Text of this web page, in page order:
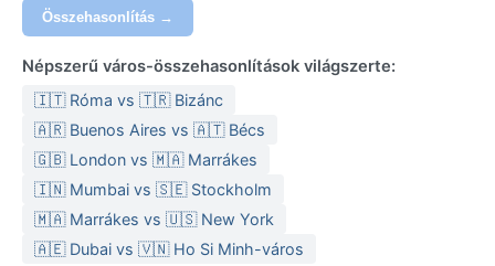
°C körüli, de éjszaka akár 7–10 °C-ra is lehűlhet a
levegő. A csomagolásnál a nyári hónapokra könnyű
pamutruházat és kalap ajánlott, a monszunra
réteges öltözködés és egy vékony pulóver.
A legkedvezőbb időszak az utazásra az októbertől
márciusig tartó hónapok, amikor a hőmérséklet
kellemes, a páratartalom alacsony, és a monszun-
esők már elvonultak. Ekkor a Gangesz menti reggeli
köd és a naplementék különösen hangulatosak.
Összehasonlítás →
Népszerű város-összehasonlítások világszerte:
🇮🇹 Róma vs 🇹🇷 Bizánc
🇦🇷 Buenos Aires vs 🇦🇹 Bécs
🇬🇧 London vs 🇲🇦 Marrákes
🇮🇳 Mumbai vs 🇸🇪 Stockholm
🇲🇦 Marrákes vs 🇺🇸 New York
🇦🇪 Dubai vs 🇻🇳 Ho Si Minh-város